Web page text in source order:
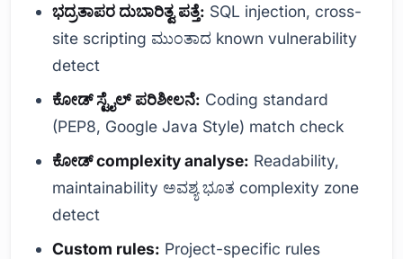
ಭದ್ರತಾಪರ ದುಬಾರಿತ್ವ ಪತ್ತೆ: SQL injection, cross-
site scripting ಮುಂತಾದ known vulnerability
detect
ಕೋಡ್ ಸ್ಟೈಲ್ ಪರಿಶೀಲನೆ: Coding standard
(PEP8, Google Java Style) match check
ಕೋಡ್ complexity analyse: Readability,
maintainability ಅವಶ್ಯ ಭೂತ complexity zone
detect
Custom rules: Project-specific rules